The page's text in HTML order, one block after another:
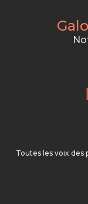
Toutes les voix des